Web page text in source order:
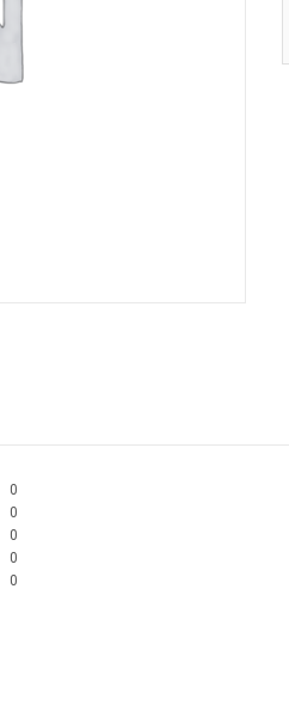
0
0
0
0
0